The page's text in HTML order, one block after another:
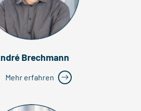
Brechmann
Mehr erfahren